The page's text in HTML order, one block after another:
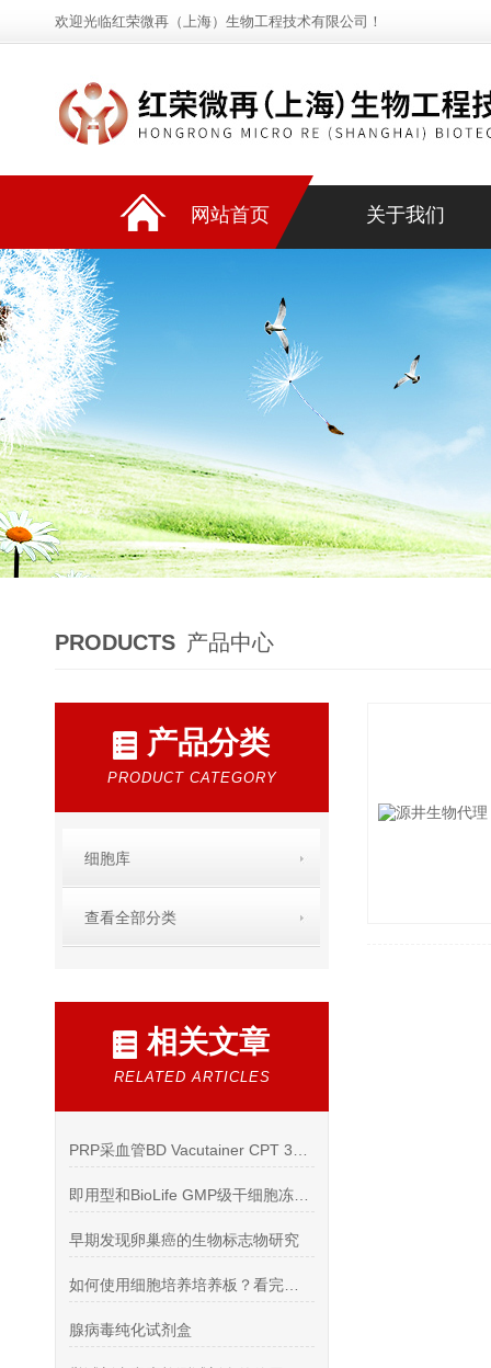
欢迎光临红荣微再（上海）生物工程技术有限公司！
网站首页 关于我们
PRODUCTS 产品中心
产品分类
PRODUCT CATEGORY
细胞库
查看全部分类
相关文章
RELATED ARTICLES
早期发现卵巢癌的生物标志物研究
腺病毒纯化试剂盒